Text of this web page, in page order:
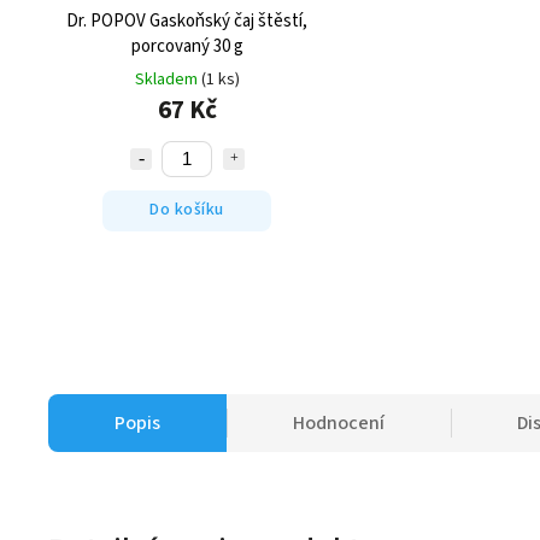
Dr. POPOV Gaskoňský čaj štěstí,
porcovaný 30 g
Skladem (1 ks)
67 Kč
Do košíku
Popis Hodnocení